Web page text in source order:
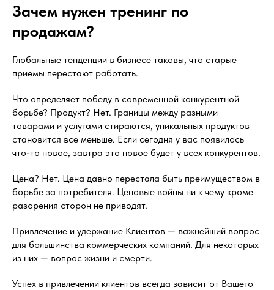
Зачем нужен тренинг по
продажам?
Глобальные тенденции в бизнесе таковы, что старые
приемы перестают работать.
Что определяет победу в современной конкурентной
борьбе? Продукт? Нет. Границы между разными
товарами и услугами стираются, уникальных продуктов
становится все меньше. Если сегодня у вас появилось
что-то новое, завтра это новое будет у всех конкурентов.
Цена? Нет. Цена давно перестала быть преимуществом в
борьбе за потребителя. Ценовые войны ни к чему кроме
разорения сторон не приводят.
Привлечение и удержание Клиентов — важнейший вопрос
для большинства коммерческих компаний. Для некоторых
из них — вопрос жизни и смерти.
Успех в привлечении клиентов всегда зависит от Вашего